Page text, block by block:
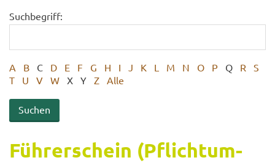
Suchbegriff:
A B C D E F G H I J K L M N O P Q R
S
T
U V W X Y Z Alle
Füh­rer­schein (Pflicht­um­